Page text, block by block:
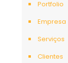
Portfolio
Empresa
Serviços
Clientes